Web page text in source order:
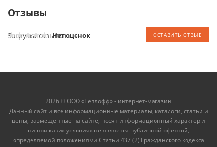
Отзывы
Нет оценок ОСТАВИТЬ ОТЗЫВ
Загрузка отзывов...
2026 © ООО «Теплофф» - интернет-магазин
Данный сайт и все информационные материалы, каталоги, статьи и
цены, размещенные на сайте, носят информационный характер и
ни при каких условиях не является публичной офертой,
определяемой положениями Статьи 437 (2) Гражданского кодекса